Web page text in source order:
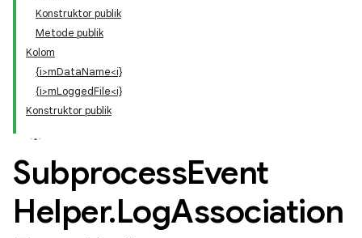
Konstruktor publik
Metode publik
Kolom
{i>mDataName<i}
{i>mLoggedFile<i}
Konstruktor publik
SubprocessEvent
Helper.LogAssociation